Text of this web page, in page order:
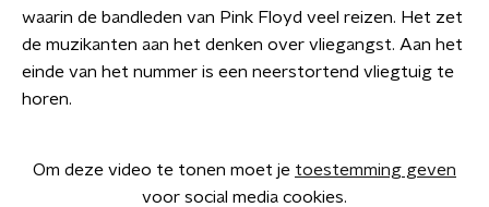
waarin de bandleden van Pink Floyd veel reizen. Het zet
de muzikanten aan het denken over vliegangst. Aan het
einde van het nummer is een neerstortend vliegtuig te
horen.
Om deze video te tonen moet je toestemming geven
voor social media cookies.